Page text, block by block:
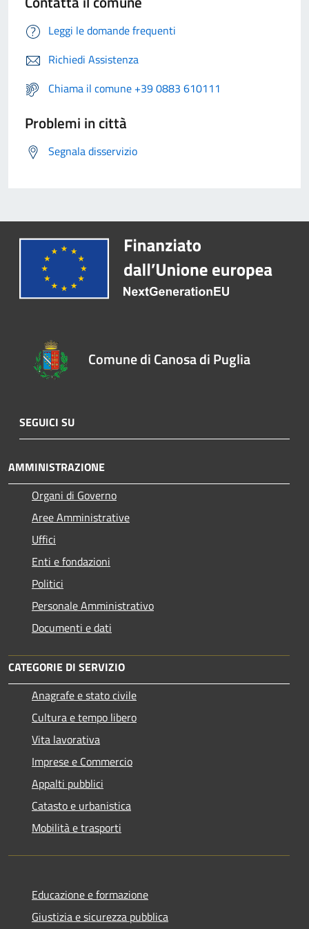
Leggi le domande frequenti
Richiedi Assistenza
Chiama il comune +39 0883 610111
Problemi in città
Segnala disservizio
Comune di Canosa di Puglia
SEGUICI SU
AMMINISTRAZIONE
Organi di Governo
Aree Amministrative
Uffici
Enti e fondazioni
Politici
Personale Amministrativo
Documenti e dati
CATEGORIE DI SERVIZIO
Anagrafe e stato civile
Cultura e tempo libero
Vita lavorativa
Imprese e Commercio
Appalti pubblici
Catasto e urbanistica
Mobilità e trasporti
Educazione e formazione
Giustizia e sicurezza pubblica